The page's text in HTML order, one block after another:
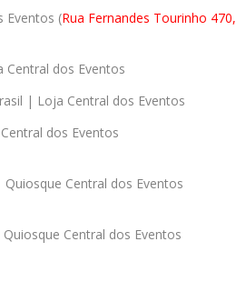
Eventos (Rua Fernandes Tourinho 470,
dos Eventos
| Loja Central dos Eventos
dos Eventos
Central dos Eventos
Central dos Eventos